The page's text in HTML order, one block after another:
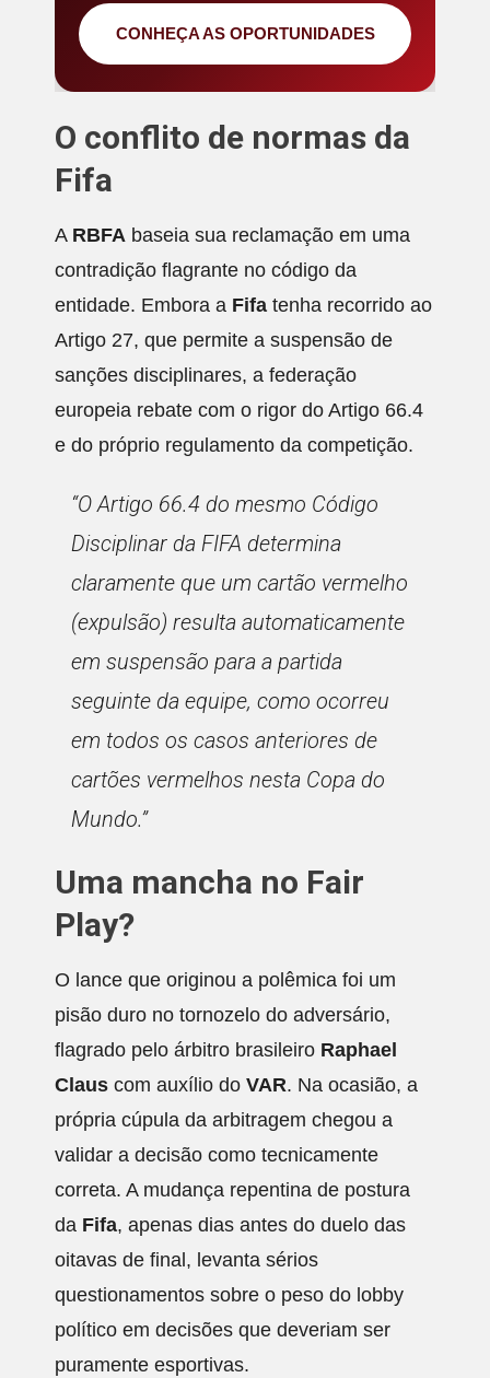
CONHEÇA AS OPORTUNIDADES
O conflito de normas da
Fifa
A RBFA baseia sua reclamação em uma
contradição flagrante no código da
entidade. Embora a Fifa tenha recorrido ao
Artigo 27, que permite a suspensão de
sanções disciplinares, a federação
europeia rebate com o rigor do Artigo 66.4
e do próprio regulamento da competição.
“O Artigo 66.4 do mesmo Código
Disciplinar da FIFA determina
claramente que um cartão vermelho
(expulsão) resulta automaticamente
em suspensão para a partida
seguinte da equipe, como ocorreu
em todos os casos anteriores de
cartões vermelhos nesta Copa do
Mundo.”
Uma mancha no Fair
Play?
O lance que originou a polêmica foi um
pisão duro no tornozelo do adversário,
flagrado pelo árbitro brasileiro Raphael
Claus com auxílio do VAR. Na ocasião, a
própria cúpula da arbitragem chegou a
validar a decisão como tecnicamente
correta. A mudança repentina de postura
da Fifa, apenas dias antes do duelo das
oitavas de final, levanta sérios
questionamentos sobre o peso do lobby
político em decisões que deveriam ser
puramente esportivas.